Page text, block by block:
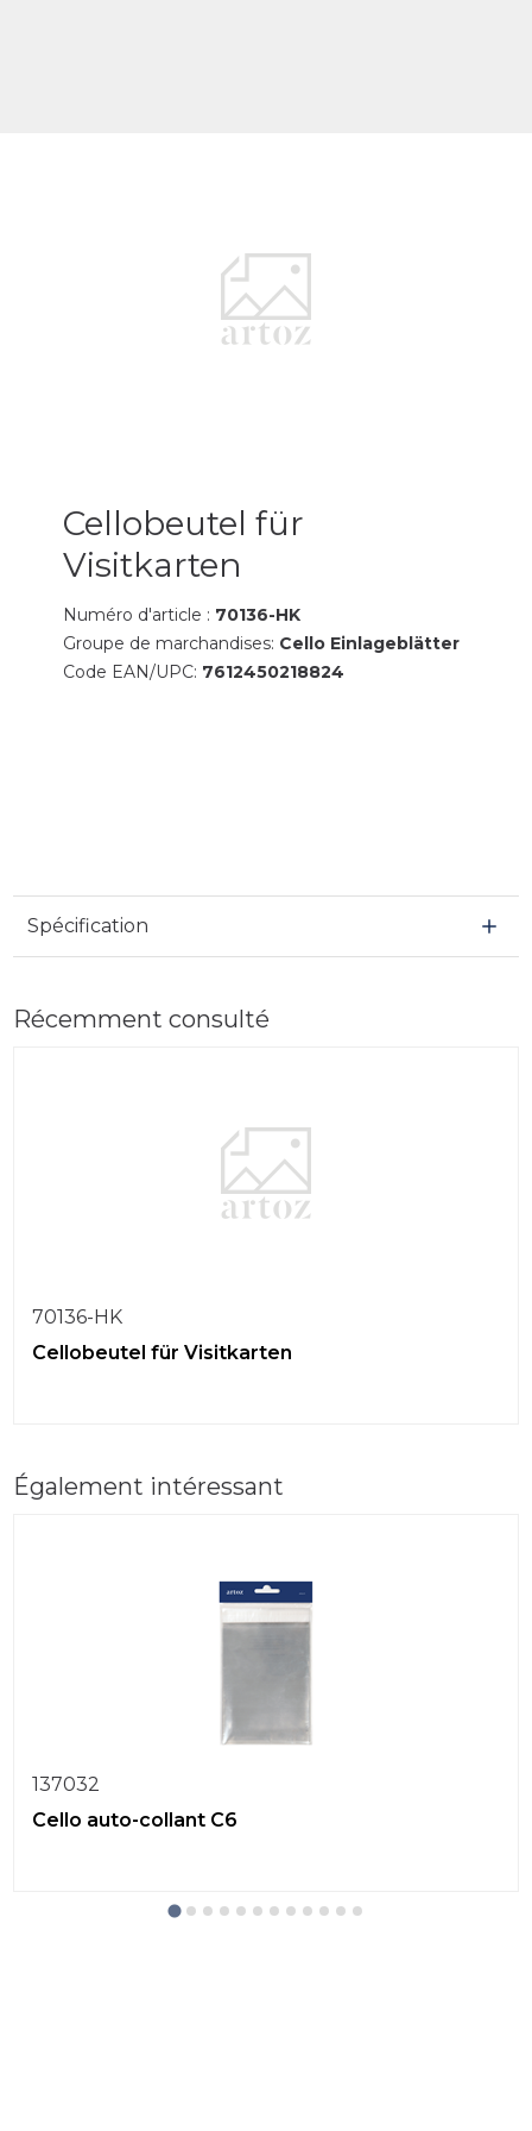
Cellobeutel für
Visitkarten
Numéro d'article : 70136-HK
Groupe de marchandises: Cello Einlageblätter
Code EAN/UPC: 7612450218824
Spécification
Récemment consulté
70136-HK
Cellobeutel für Visitkarten
Également intéressant
137032
Cello auto-collant C6